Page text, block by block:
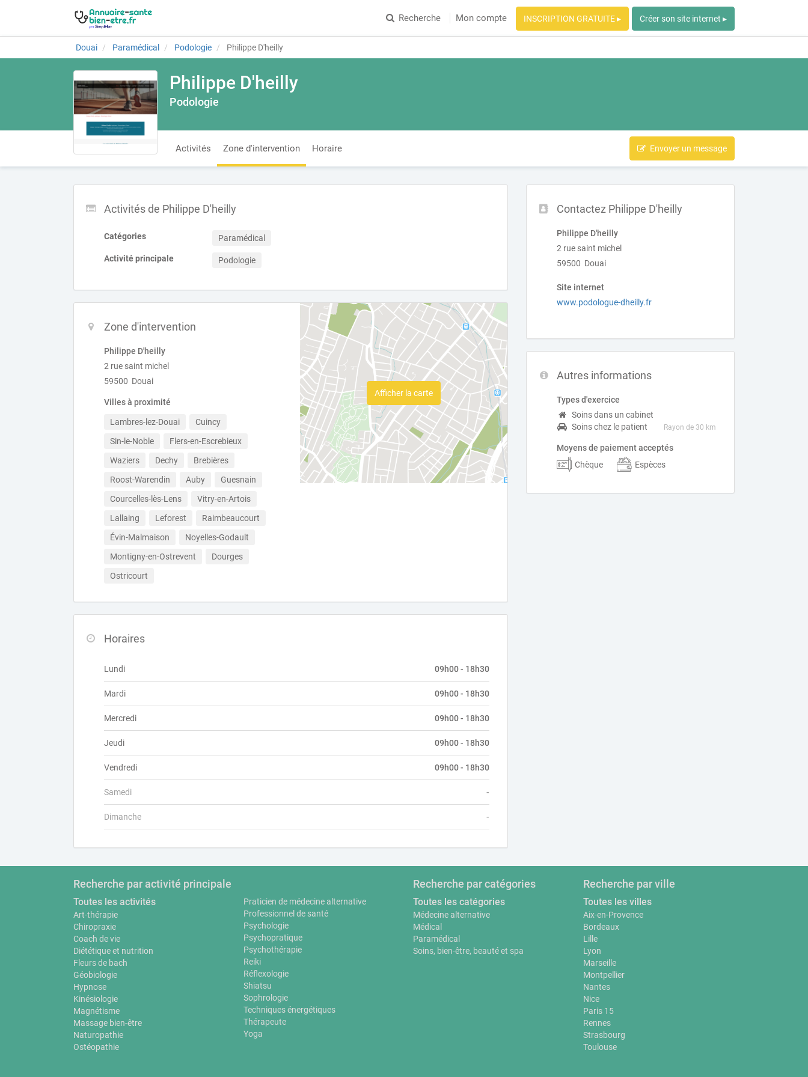
Recherche Mon compte INSCRIPTION GRATUITE ▸ Créer son site internet ▸
Douai Paramédical Podologie Philippe D'heilly
Philippe D'heilly
Podologie
Activités Zone d'intervention Horaire Envoyer un message
Contactez Philippe D'heilly
Philippe D'heilly
2 rue saint michel
59500 Douai
Site internet
www.podologue-dheilly.fr
Autres informations
Types d'exercice
Soins dans un cabinet
Soins chez le patient
Rayon de 30 km
Moyens de paiement acceptés
Chèque
Espèces
Activités de Philippe D'heilly
Catégories Paramédical
Activité principale Podologie
Zone d'intervention
Philippe D'heilly
2 rue saint michel
59500 Douai
Villes à proximité
Lambres-lez-Douai
Cuincy
Sin-le-Noble
Flers-en-Escrebieux
Waziers
Dechy
Brebières
Roost-Warendin
Auby
Guesnain
Courcelles-lès-Lens
Vitry-en-Artois
Lallaing
Leforest
Raimbeaucourt
Évin-Malmaison
Noyelles-Godault
Montigny-en-Ostrevent
Dourges
Ostricourt
Afficher la carte
Horaires
Lundi 09h00 - 18h30
Mardi 09h00 - 18h30
Mercredi 09h00 - 18h30
Jeudi 09h00 - 18h30
Vendredi 09h00 - 18h30
Samedi -
Dimanche -
Recherche par activité principale
Toutes les activités
Art-thérapie
Chiropraxie
Coach de vie
Diététique et nutrition
Fleurs de bach
Géobiologie
Hypnose
Kinésiologie
Magnétisme
Massage bien-être
Naturopathie
Ostéopathie
Praticien de médecine alternative
Professionnel de santé
Psychologie
Psychopratique
Psychothérapie
Reiki
Réflexologie
Shiatsu
Sophrologie
Techniques énergétiques
Thérapeute
Yoga
Recherche par catégories
Toutes les catégories
Médecine alternative
Médical
Paramédical
Soins, bien-être, beauté et spa
Recherche par ville
Toutes les villes
Aix-en-Provence
Bordeaux
Lille
Lyon
Marseille
Montpellier
Nantes
Nice
Paris 15
Rennes
Strasbourg
Toulouse